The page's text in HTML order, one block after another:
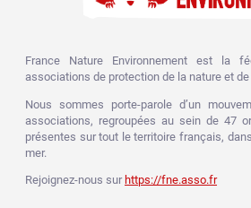
France Nature Environnement est la
associations de protection de la nature et de
Nous sommes porte-parole d’un
associations, regroupées au sein de 47
présentes sur tout le territoire français,
mer.
Rejoignez-nous sur https://fne.asso.fr